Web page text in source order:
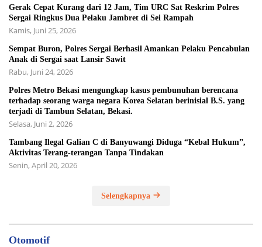
Gerak Cepat Kurang dari 12 Jam, Tim URC Sat Reskrim Polres
Sergai Ringkus Dua Pelaku Jambret di Sei Rampah
Kamis, Juni 25, 2026
Sempat Buron, Polres Sergai Berhasil Amankan Pelaku Pencabulan
Anak di Sergai saat Lansir Sawit
Rabu, Juni 24, 2026
Polres Metro Bekasi mengungkap kasus pembunuhan berencana
terhadap seorang warga negara Korea Selatan berinisial B.S. yang
terjadi di Tambun Selatan, Bekasi.
Selasa, Juni 2, 2026
Tambang Ilegal Galian C di Banyuwangi Diduga “Kebal Hukum”,
Aktivitas Terang-terangan Tanpa Tindakan
Senin, April 20, 2026
Selengkapnya
Otomotif